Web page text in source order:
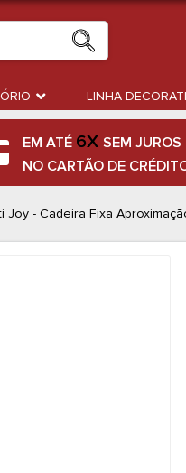
LINHA
EM ATÉ 6X SEM JUROS
NO CARTÃO DE
Joy - Cadeira Fixa